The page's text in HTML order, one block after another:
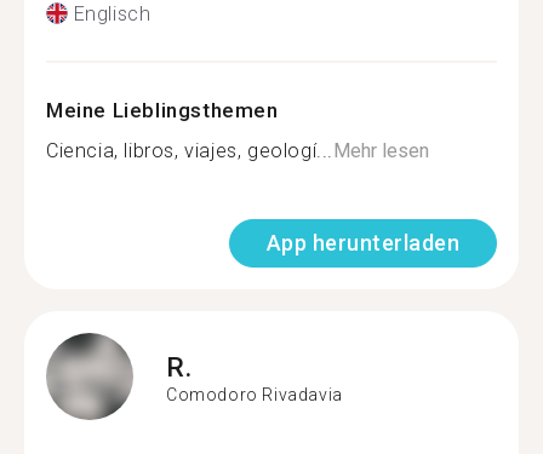
Englisch
Meine Lieblingsthemen
Ciencia, libros, viajes, geologí... Mehr lesen
App herunterladen
R.
Comodoro Rivadavia